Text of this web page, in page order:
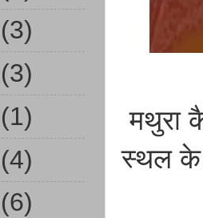
मथुरा
स्थल के
(3)
(3)
(1)
(4)
(6)